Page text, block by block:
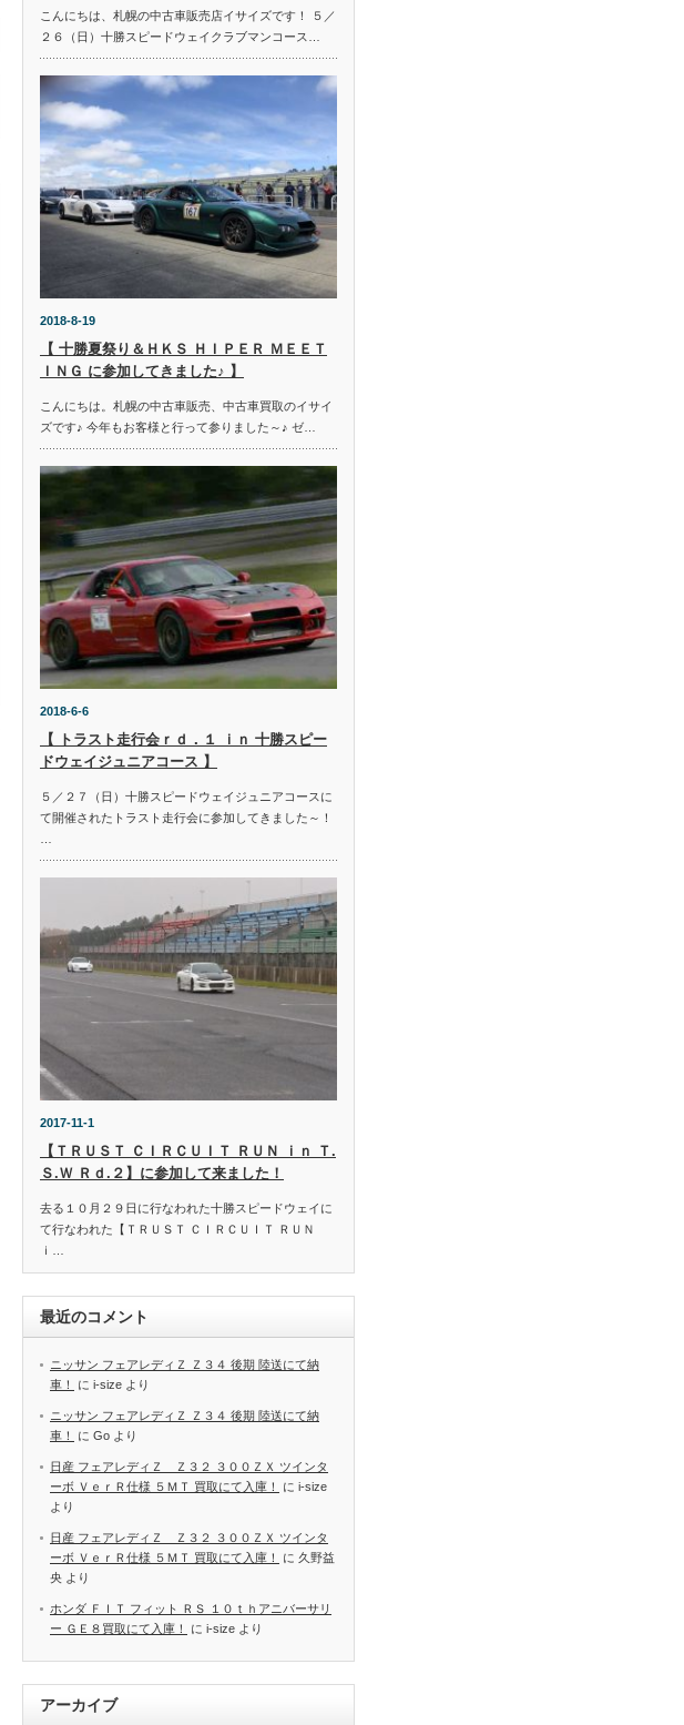
こんにちは、札幌の中古車販売店イサイズです！ ５／
２６（日）十勝スピードウェイクラブマンコース…
2018-8-19
【 十勝夏祭り＆ＨＫＳ ＨＩＰＥＲ ＭＥＥＴ
ＩＮＧ に参加してきました♪ 】
こんにちは。札幌の中古車販売、中古車買取のイサイ
ズです♪ 今年もお客様と行って参りました～♪ ゼ…
2018-6-6
【 トラスト走行会ｒｄ．１ ｉｎ 十勝スピー
ドウェイジュニアコース 】
５／２７（日）十勝スピードウェイジュニアコースに
て開催されたトラスト走行会に参加してきました～！
2017-11-1
【ＴＲＵＳＴ ＣＩＲＣＵＩＴ ＲＵＮ ｉｎ Ｔ.
Ｓ.Ｗ Ｒｄ.２】に参加して来ました！
去る１０月２９日に行なわれた十勝スピードウェイに
て行なわれた【ＴＲＵＳＴ ＣＩＲＣＵＩＴ ＲＵＮ
ｉ…
最近のコメント
ニッサン フェアレディＺ Ｚ３４ 後期 陸送にて納
車！
に i-size より
ニッサン フェアレディＺ Ｚ３４ 後期 陸送にて納
車！
に Go より
日産 フェアレディＺ Ｚ３２ ３００ＺＸ ツインタ
ーボ ＶｅｒＲ仕様 ５ＭＴ 買取にて入庫！
に i-size
より
日産 フェアレディＺ Ｚ３２ ３００ＺＸ ツインタ
ーボ ＶｅｒＲ仕様 ５ＭＴ 買取にて入庫！
に 久野益
央 より
ホンダ ＦＩＴ フィット ＲＳ １０ｔｈアニバーサリ
ー ＧＥ８買取にて入庫！
に i-size より
アーカイブ